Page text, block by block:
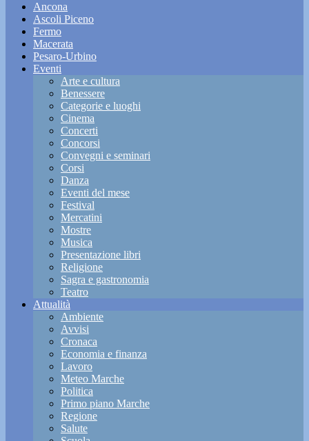
Ancona
Ascoli Piceno
Fermo
Macerata
Pesaro-Urbino
Eventi
Arte e cultura
Benessere
Categorie e luoghi
Cinema
Concerti
Concorsi
Convegni e seminari
Corsi
Danza
Eventi del mese
Festival
Mercatini
Mostre
Musica
Presentazione libri
Religione
Sagra e gastronomia
Teatro
Attualità
Ambiente
Avvisi
Cronaca
Economia e finanza
Lavoro
Meteo Marche
Politica
Primo piano Marche
Regione
Salute